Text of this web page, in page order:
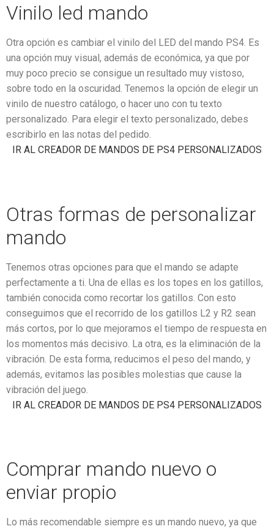
Vinilo led mando
Otra opción es cambiar el vinilo del LED del mando PS4. Es
una opción muy visual, además de económica, ya que por
muy poco precio se consigue un resultado muy vistoso,
sobre todo en la oscuridad. Tenemos la opción de elegir un
vinilo de nuestro catálogo, o hacer uno con tu texto
personalizado. Para elegir el texto personalizado, debes
escribirlo en las notas del pedido.
IR AL CREADOR DE MANDOS DE PS4 PERSONALIZADOS
Otras formas de personalizar
mando
Tenemos otras opciones para que el mando se adapte
perfectamente a ti. Una de ellas es los topes en los gatillos,
también conocida como recortar los gatillos. Con esto
conseguimos que el recorrido de los gatillos L2 y R2 sean
más cortos, por lo que mejoramos el tiempo de respuesta en
los momentos más decisivo. La otra, es la eliminación de la
vibración. De esta forma, reducimos el peso del mando, y
además, evitamos las posibles molestias que cause la
vibración del juego.
IR AL CREADOR DE MANDOS DE PS4 PERSONALIZADOS
Comprar mando nuevo o
enviar propio
Lo más recomendable siempre es un mando nuevo, ya que